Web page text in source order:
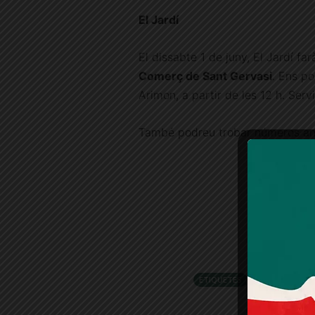
El Jardí
El dissabte 1 de juny, El Jardí
Comerç de Sant Gervasi. Ens
Arimon, a partir de les 12 h.
També podreu trobar números
ETIQUETES comerç